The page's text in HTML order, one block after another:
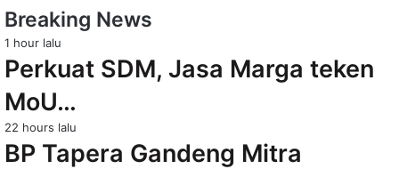
Breaking News
1 hour lalu
Perkuat SDM, Jasa Marga teken
MoU…
22 hours lalu
BP Tapera Gandeng Mitra